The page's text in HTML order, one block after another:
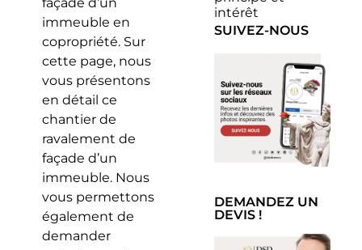
immeuble en
copropriété. Sur
cette page, nous
vous présentons
en détail ce
chantier de
ravalement de
façade d’un
immeuble. Nous
vous permettons
également de
demander
intérêt
SUIVEZ-NOUS
DEMANDEZ UN
DEVIS !